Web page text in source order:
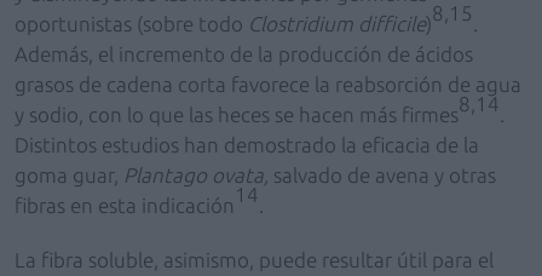
oportunistas (sobre todo Clostridium difficile)8,15
Además, el incremento de la producción de ácidos
grasos de cadena corta favorece la reabsorción de agua
y sodio, con lo que las heces se hacen más firmes8,14
Distintos estudios han demostrado la eficacia de la
goma guar, Plantago ovata, salvado de avena y otras
fibras en esta indicación 14
La fibra soluble, asimismo, puede resultar útil para el